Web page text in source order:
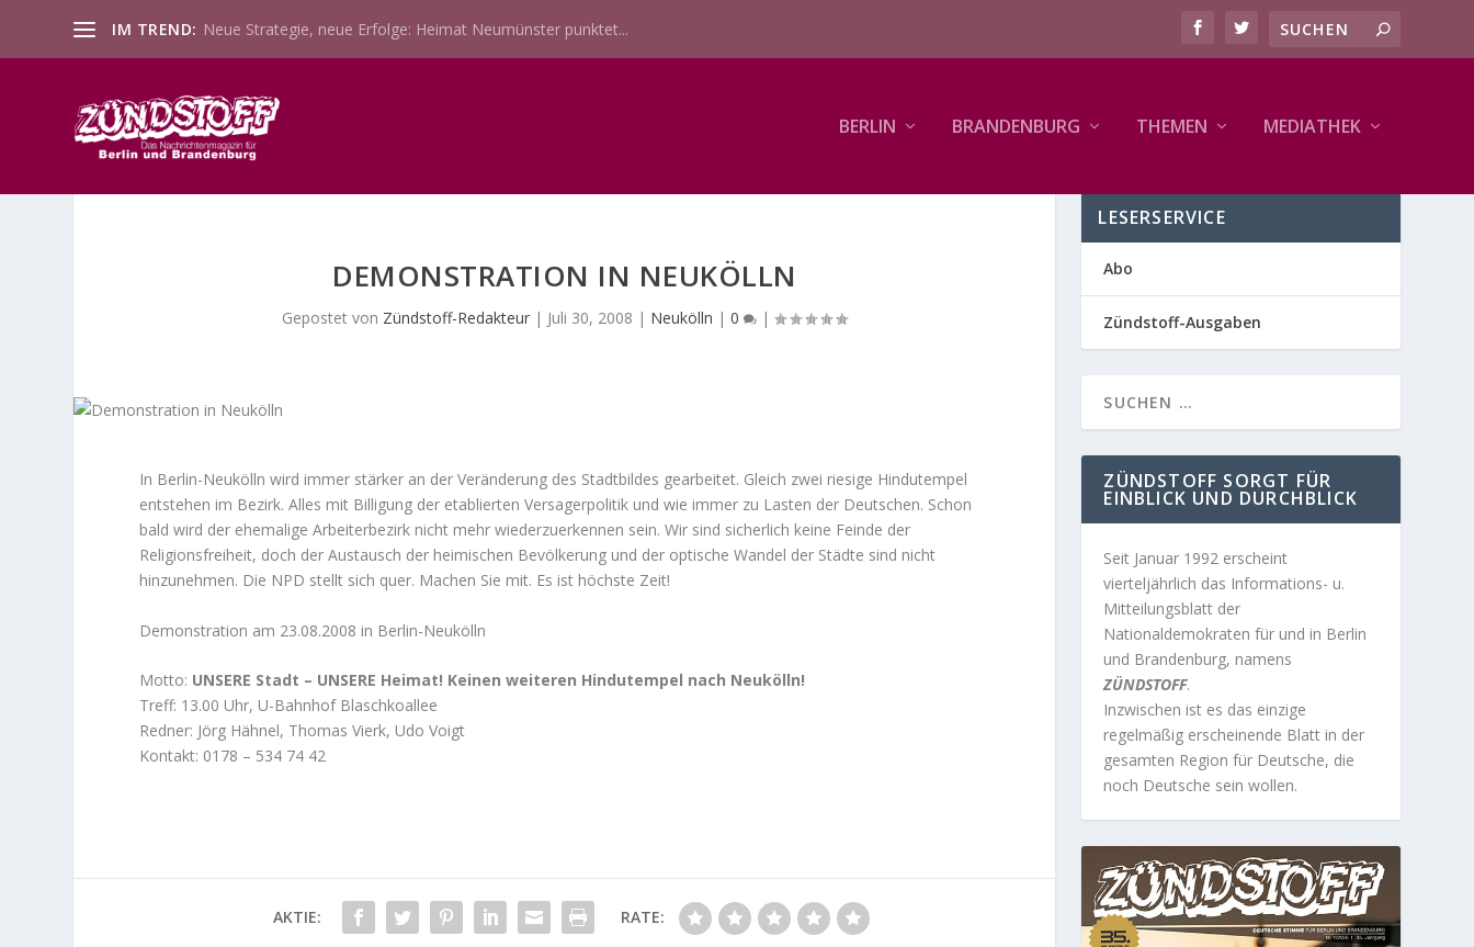
IM TREND: Neue Strategie, neue Erfolge: Heimat Neumünster punktet...
BERLIN BRANDENBURG THEMEN MEDIATHEK
DEMONSTRATION IN NEUKÖLLN
Gepostet von Zündstoff-Redakteur | Juli 30, 2008 | Neukölln |0 |
In Berlin-Neukölln wird immer stärker an der Veränderung des Stadtbildes gearbeitet. Gleich zwei riesige Hindutempel
entstehen im Bezirk. Alles mit Billigung der etablierten Versagerpolitik und wie immer zu Lasten der Deutschen. Schon
bald wird der ehemalige Arbeiterbezirk nicht mehr wiederzuerkennen sein. Wir sind sicherlich keine Feinde der
Religionsfreiheit, doch der Austausch der heimischen Bevölkerung und der optische Wandel der Städte sind nicht
hinzunehmen. Die NPD stellt sich quer. Machen Sie mit. Es ist höchste Zeit!
Demonstration am 23.08.2008 in Berlin-Neukölln
Motto: UNSERE Stadt – UNSERE Heimat! Keinen weiteren Hindutempel nach Neukölln!
Treff: 13.00 Uhr, U-Bahnhof Blaschkoallee
Redner: Jörg Hähnel, Thomas Vierk, Udo Voigt
Kontakt: 0178 – 534 74 42
AKTIE: RATE:
LESERSERVICE
Abo
Zündstoff-Ausgaben
ZÜNDSTOFF SORGT FÜR
EINBLICK UND DURCHBLICK
Seit Januar 1992 erscheint
vierteljährlich das Informations- u.
Mitteilungsblatt der
Nationaldemokraten für und in Berlin
und Brandenburg, namens
ZÜNDSTOFF.
Inzwischen ist es das einzige
regelmäßig erscheinende Blatt in der
gesamten Region für Deutsche, die
noch Deutsche sein wollen.